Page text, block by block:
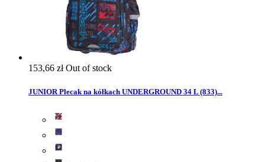
153,66 złOut of stock
JUNIOR Plecak na kółkach UNDERGROUND 34 L (833)...